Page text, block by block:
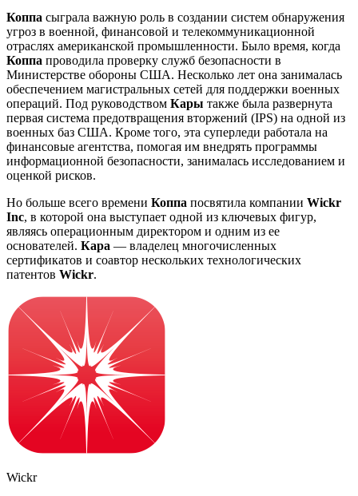
Коппа сыграла важную роль в создании систем обнаружения
угроз в военной, финансовой и телекоммуникационной
отраслях американской промышленности. Было время, когда
Коппа проводила проверку служб безопасности в
Министерстве обороны США. Несколько лет она занималась
обеспечением магистральных сетей для поддержки военных
операций. Под руководством Кары также была развернута
первая система предотвращения вторжений (IPS) на одной из
военных баз США. Кроме того, эта суперледи работала на
финансовые агентства, помогая им внедрять программы
информационной безопасности, занималась исследованием и
оценкой рисков.
Но больше всего времени Коппа посвятила компании Wickr
Inc, в которой она выступает одной из ключевых фигур,
являясь операционным директором и одним из ее
основателей. Кара — владелец многочисленных
сертификатов и соавтор нескольких технологических
патентов Wickr.
Wickr